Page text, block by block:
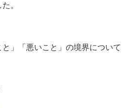
。
」「悪いこと」の境界について